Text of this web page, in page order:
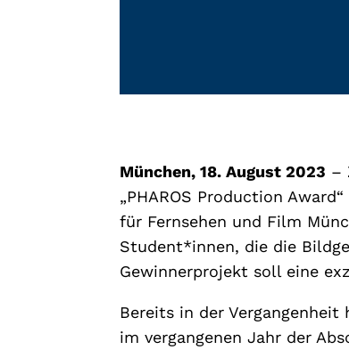
München, 18. August 2023 –
„PHAROS Production
für Fernsehen und Film
Student*innen, die die
Gewinnerprojekt soll eine
Bereits in der
im vergangenen Jahr der